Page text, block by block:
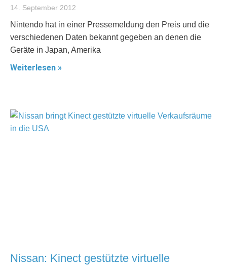
14. September 2012
Nintendo hat in einer Pressemeldung den Preis und die
verschiedenen Daten bekannt gegeben an denen die
Geräte in Japan, Amerika
Weiterlesen »
Nissan: Kinect gestützte virtuelle